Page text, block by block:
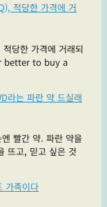
적당한 가격에 거
당한 가격에 거래되
better to buy a
라는 파란 약 드실래
빨간 약. 파란 약을
뜨고, 믿고 싶은 것
가족이다